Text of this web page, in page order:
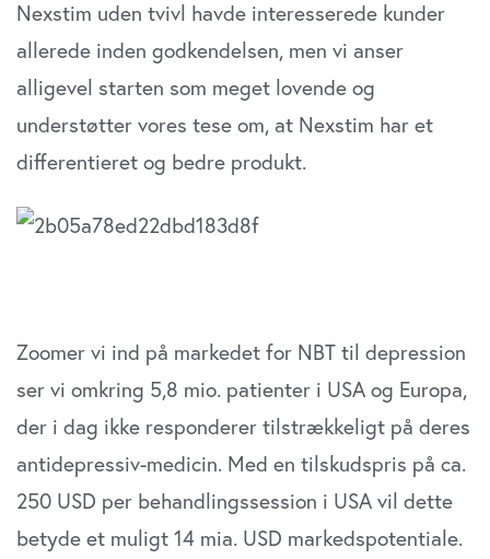
Nexstim uden tvivl havde interesserede kunder
allerede inden godkendelsen, men vi anser
alligevel starten som meget lovende og
understøtter vores tese om, at Nexstim har et
differentieret og bedre produkt.
Zoomer vi ind på markedet for NBT til depression
ser vi omkring 5,8 mio. patienter i USA og Europa,
der i dag ikke responderer tilstrækkeligt på deres
antidepressiv-medicin. Med en tilskudspris på ca.
250 USD per behandlingssession i USA vil dette
betyde et muligt 14 mia. USD markedspotentiale.